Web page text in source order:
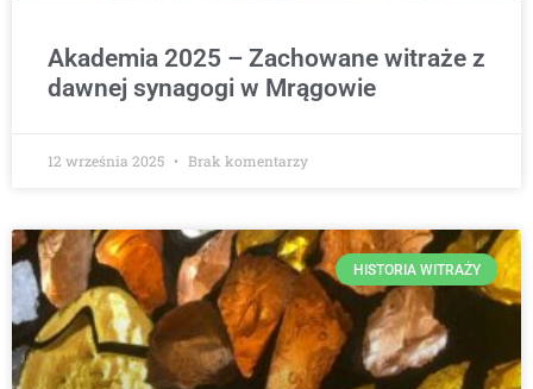
Akademia 2025 – Zachowane witraże z
dawnej synagogi w Mrągowie
12 września 2025 Brak komentarzy
HISTORIA WITRAŻY